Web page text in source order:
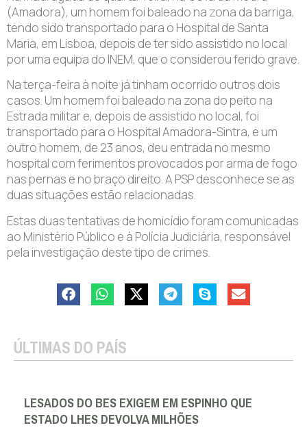
(Amadora), um homem foi baleado na zona da barriga,
tendo sido transportado para o Hospital de Santa
Maria, em Lisboa, depois de ter sido assistido no local
por uma equipa do INEM, que o considerou ferido grave.
Na terça-feira à noite já tinham ocorrido outros dois
casos. Um homem foi baleado na zona do peito na
Estrada militar e, depois de assistido no local, foi
transportado para o Hospital Amadora-Sintra, e um
outro homem, de 23 anos, deu entrada no mesmo
hospital com ferimentos provocados por arma de fogo
nas pernas e no braço direito. A PSP desconhece se as
duas situações estão relacionadas.
Estas duas tentativas de homicídio foram comunicadas
ao Ministério Público e à Polícia Judiciária, responsável
pela investigação deste tipo de crimes.
ÚLTIMAS DO PAÍS
LESADOS DO BES EXIGEM EM ESPINHO QUE
ESTADO LHES DEVOLVA MILHÕES